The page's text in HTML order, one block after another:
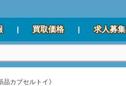
買取価格 求人募集
カプセルトイ》